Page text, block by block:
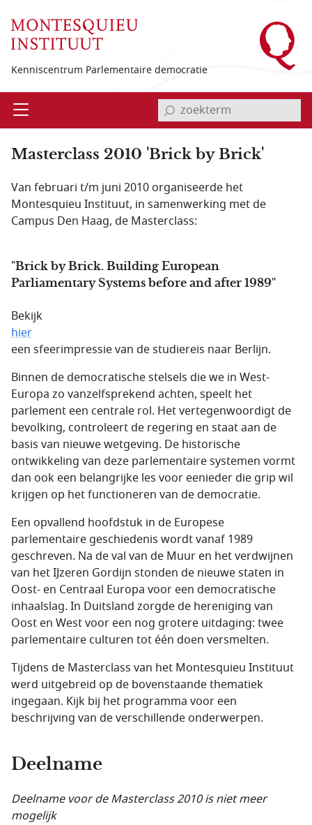
Kenniscentrum Parlementaire democratie
Open invoerveld zoekterm
Masterclass 2010 'Brick by Brick'
Van februari t/m juni 2010 organiseerde het
Montesquieu Instituut, in samenwerking met de
Campus Den Haag, de Masterclass:
"Brick by Brick. Building European
Parliamentary Systems before and after 1989"
Bekijk
hier
een sfeerimpressie van de studiereis naar Berlijn.
Binnen de democratische stelsels die we in West-
Europa zo vanzelfsprekend achten, speelt het
parlement een centrale rol. Het vertegenwoordigt de
bevolking, controleert de regering en staat aan de
basis van nieuwe wetgeving. De historische
ontwikkeling van deze parlementaire systemen vormt
dan ook een belangrijke les voor eenieder die grip wil
krijgen op het functioneren van de democratie.
Een opvallend hoofdstuk in de Europese
parlementaire geschiedenis wordt vanaf 1989
geschreven. Na de val van de Muur en het verdwijnen
van het IJzeren Gordijn stonden de nieuwe staten in
Oost- en Centraal Europa voor een democratische
inhaalslag. In Duitsland zorgde de hereniging van
Oost en West voor een nog grotere uitdaging: twee
parlementaire culturen tot één doen versmelten.
Tijdens de Masterclass van het Montesquieu Instituut
werd uitgebreid op de bovenstaande thematiek
ingegaan. Kijk bij het programma voor een
beschrijving van de verschillende onderwerpen.
Deelname
Deelname voor de Masterclass 2010 is niet meer
mogelijk